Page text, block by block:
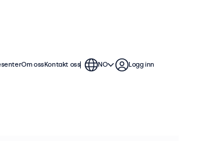
Om ossKontakt oss NO Logg inn